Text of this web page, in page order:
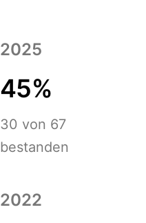
2025
45%
30 von 67
bestanden
2022